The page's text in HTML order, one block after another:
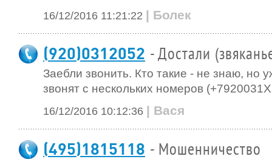
16/12/2016 11:21:22 | Болек
(920)0312052 - Достали
Заебли звонить. Кто такие - не знаю, но
звонят с нескольких номеров
16/12/2016 10:12:36 | Вася
(495)1815118 - Мошенничество